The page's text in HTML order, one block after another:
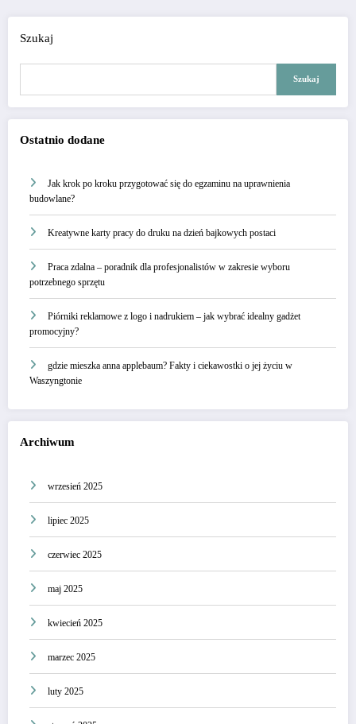
Szukaj
Szukaj
Ostatnio dodane
Jak krok po kroku przygotować się do egzaminu na uprawnienia
budowlane?
Kreatywne karty pracy do druku na dzień bajkowych postaci
Praca zdalna – poradnik dla profesjonalistów w zakresie wyboru
potrzebnego sprzętu
Piórniki reklamowe z logo i nadrukiem – jak wybrać idealny gadżet
promocyjny?
gdzie mieszka anna applebaum? Fakty i ciekawostki o jej życiu w
Waszyngtonie
Archiwum
wrzesień 2025
lipiec 2025
czerwiec 2025
maj 2025
kwiecień 2025
marzec 2025
luty 2025